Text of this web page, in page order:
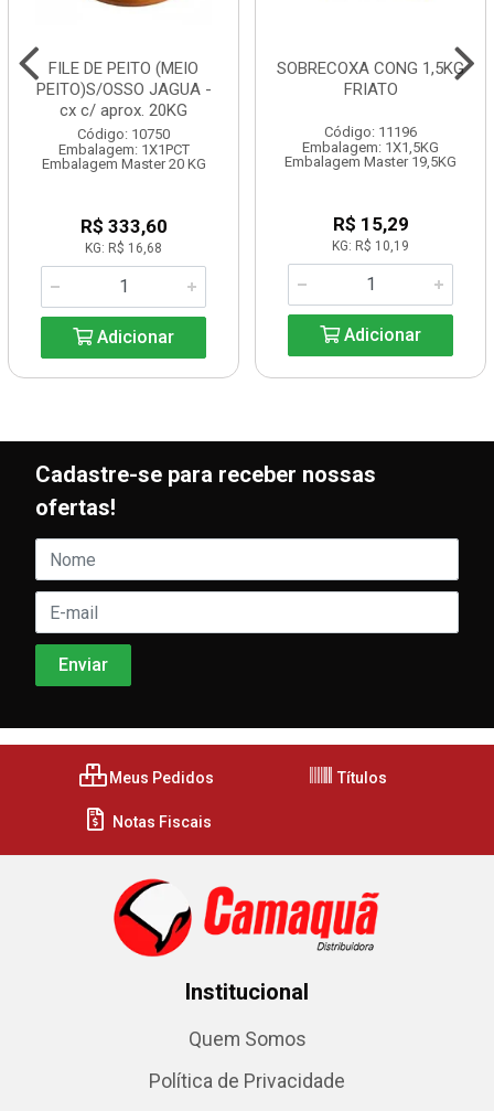
FILE DE PEITO (MEIO
PEITO)S/OSSO JAGUA -
cx c/ aprox. 20KG
Código: 10750
Embalagem: 1X1PCT
Embalagem Master 20 KG
R$ 333,60
KG: R$ 16,68
Adicionar
SOBRECOXA CONG 1,5KG
FRIATO
Código: 11196
Embalagem: 1X1,5KG
Embalagem Master 19,5KG
R$ 15,29
KG: R$ 10,19
Adicionar
Cadastre-se para receber nossas
ofertas!
Meus Pedidos Títulos
Notas Fiscais
Institucional
Quem Somos
Política de Privacidade